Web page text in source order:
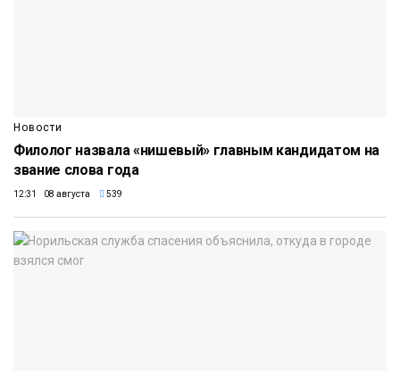
Новости
Филолог назвала «нишевый» главным кандидатом на
звание слова года
12:31 08 августа 539